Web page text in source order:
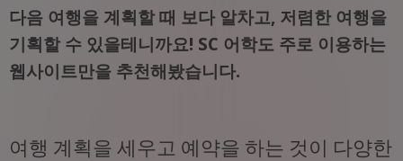
다음 여행을 계획할 때 보다 알차고, 저렴한 여행을
기획할 수 있을테니까요! SC 어학도 주로 이용하는
웹사이트만을 추천해봤습니다.
여행 계획을 세우고 예약을 하는 것이 다양한